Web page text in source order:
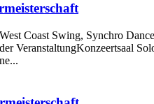
Coast Swing, Synchro
VeranstaltungKonzeertsaal